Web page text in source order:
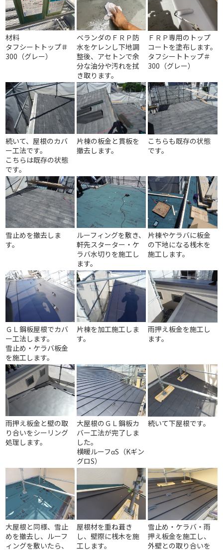
材料
タフシートトップ＃
300（グレー）
ベランダのＦＲＰ防
水をケレンし下地調
整後、アセトンで余
分な油分や汚れを拭
き取ります。
ＦＲＰ専用のトップ
コートを塗布します。
タフシートトップ＃
300（グレー）
続いて、屋根のカバ
ー工法です。
こちらは既存の状態
です。
片棟の板金と貫板を
撤去します。
こちらも既存の状態
です。
雪止めを撤去しま
す。
ルーフィングを敷き、
軒先スターター・ケ
ラバ水切りを施工し
ます。
片棟やケラバに板金
の下地になる桟木を
施工します。
ＧＬ鋼板屋根でカバ
ー工法します。
雪止め・ケラバ板金
を施工します。
片棟を加工施工しま
す。
雨押え板金を施工し
ます。
雨押え板金と壁の取
り合いをシーリング
処理します。
大屋根のＧＬ鋼板カ
バー工法が完了しま
した。
横暖ルーフαS（Kギン
グロS）
続いて下屋根です。
大屋根と同様、雪止
めを撤去し、ルーフ
ィングを敷いたら、
屋根材を重ね葺き
し、壁際に桟木を施
工します。
雪止め・ケラバ・雨
押え板金を施工し、
外壁との取り合いを